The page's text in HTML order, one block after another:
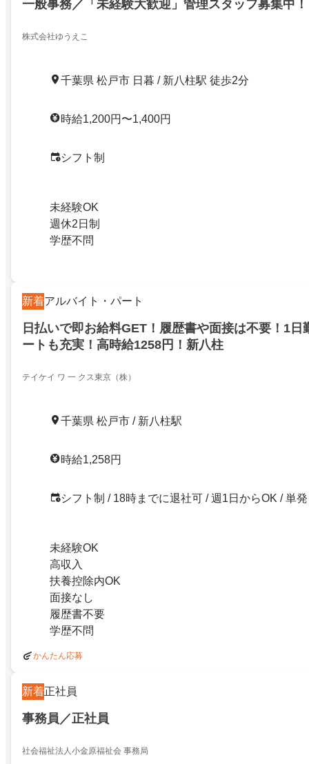
一般事務／「未経験大歓迎」管理スタッフ募集中！
株式会社ゆうえこ
千葉県 松戸市 日暮 / 新八柱駅 徒歩2分
時給1,200円〜1,400円
シフト制
未経験OK
週休2日制
学歴不問
新着アルバイト・パート
日払いで即お給料GET！履歴書や面接は不要！1日
ートも充実！高時給1258円！新八柱
テイケイ ワ 一 クス東京（株）
千葉県 松戸市 / 新八柱駅
時給1,258円
シフト制 / 18時までに退社可 / 週1日からOK / 単発
未経験OK
高収入
扶養控除内OK
面接なし
履歴書不要
学歴不問
かんたん応募
新着正社員
事務員／正社員
社会福祉法人小金原福祉会 事務局